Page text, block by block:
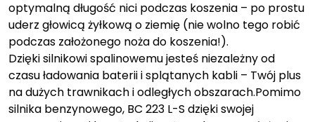
optymalną długość nici podczas koszenia – po prostu
uderz głowicą żyłkową o ziemię (nie wolno tego robić
podczas założonego noża do koszenia!).
Dzięki silnikowi spalinowemu jesteś niezależny od
czasu ładowania baterii i splątanych kabli – Twój plus
na dużych trawnikach i odległych obszarach.Pomimo
silnika benzynowego, BC 223 L-S dzięki swojej